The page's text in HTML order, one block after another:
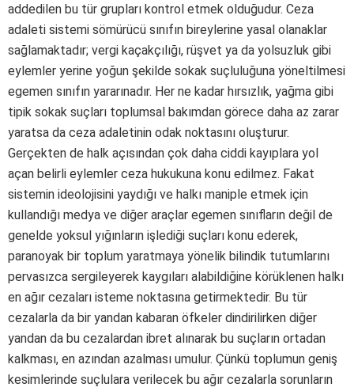
addedilen bu tür grupları kontrol etmek olduğudur. Ceza
adaleti sistemi sömürücü sınıfın bireylerine yasal olanaklar
sağlamaktadır; vergi kaçakçılığı, rüşvet ya da yolsuzluk gibi
eylemler yerine yoğun şekilde sokak suçluluğuna yöneltilmesi
egemen sınıfın yararınadır. Her ne kadar hırsızlık, yağma gibi
tipik sokak suçları toplumsal bakımdan görece daha az zarar
yaratsa da ceza adaletinin odak noktasını oluşturur.
Gerçekten de halk açısından çok daha ciddi kayıplara yol
açan belirli eylemler ceza hukukuna konu edilmez. Fakat
sistemin ideolojisini yaydığı ve halkı maniple etmek için
kullandığı medya ve diğer araçlar egemen sınıfların değil de
genelde yoksul yığınların işlediği suçları konu ederek,
paranoyak bir toplum yaratmaya yönelik bilindik tutumlarını
pervasızca sergileyerek kaygıları alabildiğine körüklenen halkı
en ağır cezaları isteme noktasına getirmektedir. Bu tür
cezalarla da bir yandan kabaran öfkeler dindirilirken diğer
yandan da bu cezalardan ibret alınarak bu suçların ortadan
kalkması, en azından azalması umulur. Çünkü toplumun geniş
kesimlerinde suçlulara verilecek bu ağır cezalarla sorunların